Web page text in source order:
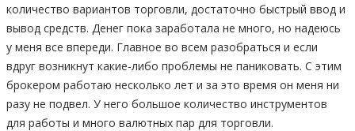
количество вариантов торговли, достаточно быстрый ввод и
вывод средств. Денег пока заработала не много, но надеюсь
у меня все впереди. Главное во всем разобраться и если
вдруг возникнут какие-либо проблемы не паниковать. С этим
брокером работаю несколько лет и за это время он меня ни
разу не подвел. У него большое количество инструментов
для работы и много валютных пар для торговли.